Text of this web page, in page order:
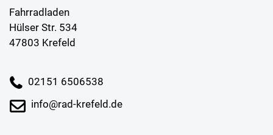
Fahrradladen
Hülser Str. 534
47803 Krefeld
02151 6506538
info@rad-krefeld.de